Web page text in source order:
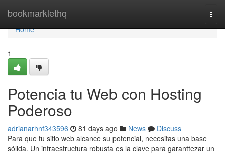
bookmarklethq
Home
Home
1
Potencia tu Web con Hosting
Poderoso
adrianarhnf343596 81 days ago News
Discuss
Para que tu sitio web alcance su potencial, necesitas una base
sólida. Un infraestructura robusta es la clave para garanttezar un